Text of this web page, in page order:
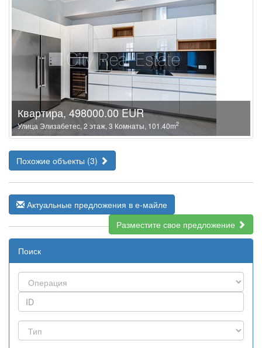
Квартира, 498000.00 EUR
Улица Элизабетес, 2 этаж, 3 Комнаты, 101.40m2
Похожие объекты (3)
Актуальные предложения в е-майле
Разместите свое предложение
Поиск